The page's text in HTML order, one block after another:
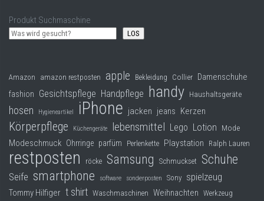
Produkt Suchmaschine
LOS
Amazon amazon restposten apple Bekleidung Collier Damenschuhe
fashion Gesichtspflege Handpflege handy Haushaltsgeräte
hosen Hygieneartikel iPhone jacken jeans Kerzen
Körperpflege Küchengeräte lebensmittel Lego Lotion Mode
Modeschmuck Ohrringe parfüm Perlenkette Playstation Ralph Lauren
restposten röcke Samsung Schmuckset Schuhe
Seife smartphone software sonderposten Sony spielzeug
Tommy Hilfiger t shirt Waschmaschinen Weihnachten Werkzeug